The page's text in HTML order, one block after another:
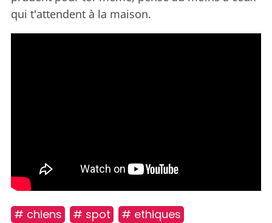
qui t'attendent à la maison.
# chiens # spot # ethiques